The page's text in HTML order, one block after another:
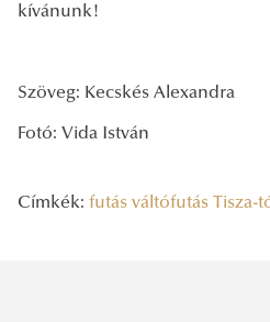
kívánunk!
Szöveg: Kecskés Alexandra
Fotó: Vida István
Címkék: futás váltófutás Tisza-